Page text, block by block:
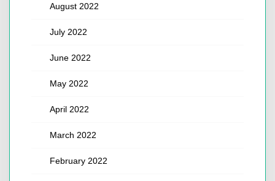
August 2022
July 2022
June 2022
May 2022
April 2022
March 2022
February 2022